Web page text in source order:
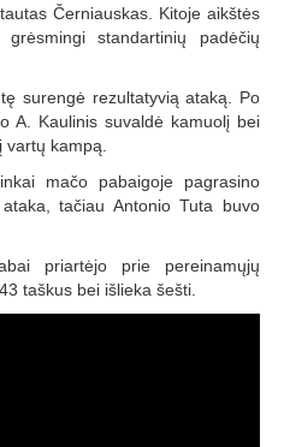
Černiauskas. Kitoje aikštės
standartinių padėčių
surengė rezultatyvią ataką. Po
A. Kaulinis suvaldė kamuolį bei
kampą.
mačo pabaigoje pagrasino
tačiau Antonio Tuta buvo
priartėjo prie pereinamųjų
taškus bei išlieka šešti.